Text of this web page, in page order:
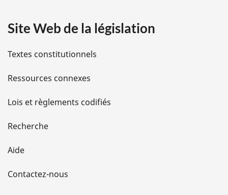
i
l
s
d
e
l
Site Web de la législation
Textes constitutionnels
Ressources connexes
Lois et règlements codifiés
Recherche
Aide
Contactez-nous